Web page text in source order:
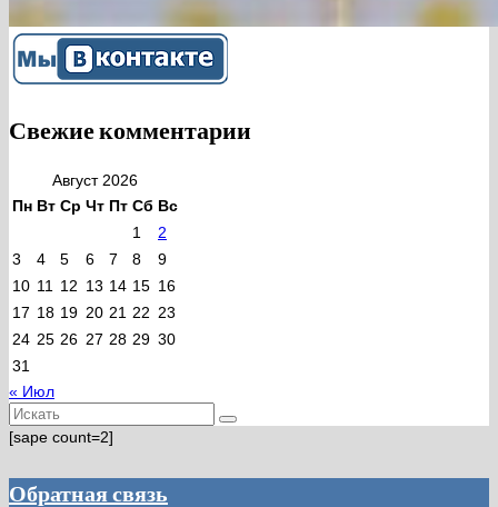
Свежие комментарии
Август 2026
Пн Вт Ср Чт Пт Сб Вс
1
2
3
4 5 6 7 8
9
10 11 12 13 14 15 16
17 18 19 20 21 22 23
24 25 26 27 28 29 30
31
« Июл
Искать:
[sape count=2]
Обратная связь